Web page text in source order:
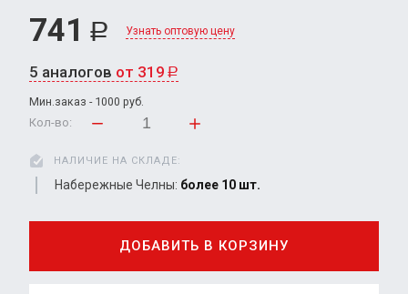
741 Р Узнать оптовую цену
5 аналогов от 319 Р
Мин.заказ - 1000 руб.
Кол-во:
НАЛИЧИЕ НА СКЛАДЕ:
Набережные Челны: более 10 шт.
ДОБАВИТЬ В КОРЗИНУ